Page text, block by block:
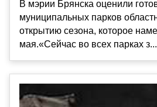
В мэрии Брянска оценили
муниципальных парков
открытию сезона, которое
мая.«Сейчас во всех парках з...